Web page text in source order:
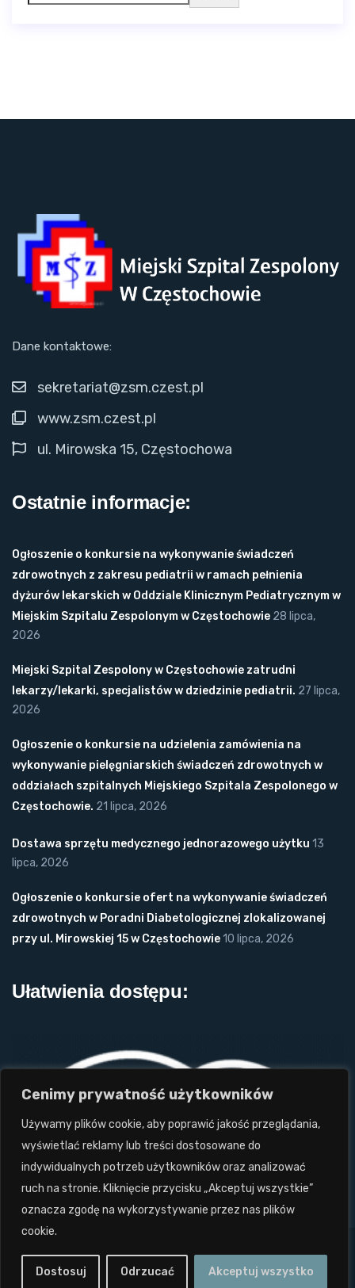
Cenimy prywatność użytkowników
Używamy plików cookie, aby poprawić jakość przeglądania,
wyświetlać reklamy lub treści dostosowane do
indywidualnych potrzeb użytkowników oraz analizować
ruch na stronie. Kliknięcie przycisku „Akceptuj wszystkie”
oznacza zgodę na wykorzystywanie przez nas plików
cookie.
Dostosuj Odrzucać Akceptuj wszystko
Dane kontaktowe:
sekretariat@zsm.czest.pl
www.zsm.czest.pl
ul. Mirowska 15, Częstochowa
Ostatnie informacje:
Ogłoszenie o konkursie na wykonywanie świadczeń
zdrowotnych z zakresu pediatrii w ramach pełnienia
dyżurów lekarskich w Oddziale Klinicznym Pediatrycznym w
Miejskim Szpitalu Zespolonym w Częstochowie 28 lipca,
2026
Miejski Szpital Zespolony w Częstochowie zatrudni
lekarzy/lekarki, specjalistów w dziedzinie pediatrii. 27 lipca,
2026
Ogłoszenie o konkursie na udzielenia zamówienia na
wykonywanie pielęgniarskich świadczeń zdrowotnych w
oddziałach szpitalnych Miejskiego Szpitala Zespolonego w
Częstochowie. 21 lipca, 2026
Dostawa sprzętu medycznego jednorazowego użytku 13
lipca, 2026
Ogłoszenie o konkursie ofert na wykonywanie świadczeń
zdrowotnych w Poradni Diabetologicznej zlokalizowanej
przy ul. Mirowskiej 15 w Częstochowie10 lipca, 2026
Ułatwienia dostępu:
Projekt i wykonanie: Twórcy Stron 2024tworcystron.pl.
Wszystkie prawa zastrzeżone. Zakaz kopiowania.